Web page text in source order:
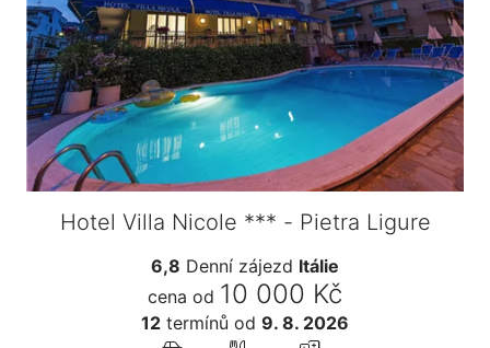
Hotel Villa Nicole *** - Pietra Ligure
6,8 Denní zájezd Itálie
cena od 10 000 Kč
12 termínů od 9. 8. 2026